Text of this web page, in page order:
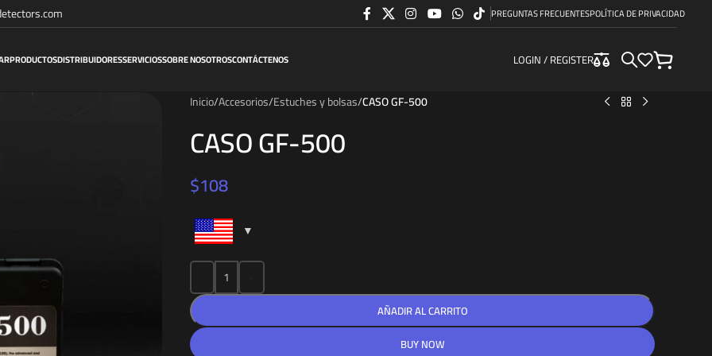
PREGUNTAS FRECUENTESPOLÍTICA DE PRIVACIDAD
PRODUCTOSDISTRIBUIDORESSERVICIOSSOBRE NOSOTROSCONTÁCTENOS LOGIN / REGISTER
Inicio/Accesorios/Estuches y bolsas/CASO GF-500
CASO GF-500
$108
AÑADIR AL CARRITO
BUY NOW